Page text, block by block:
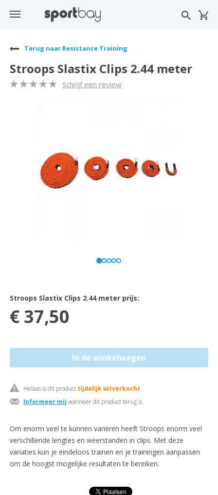
Terug naar Resistance Training
Stroops Slastix Clips 2.44 meter
Schrijf een review
Stroops Slastix Clips 2.44 meter prijs:
€ 37,50
Helaas is dit product tijdelijk uitverkocht
Informeer mij wanneer dit product terug is
Om enorm veel te kunnen variëren heeft Stroops enorm veel
verschillende lengtes en weerstanden in clips. Met deze
variaties kun je eindeloos trainen en je trainingen aanpassen
om de hoogst mogelijke resultaten te bereiken.